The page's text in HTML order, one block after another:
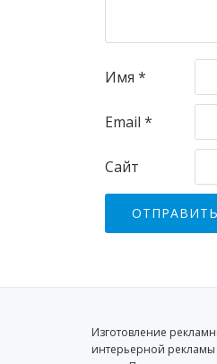
Имя *
Email *
Сайт
Изготовление
интерьерной рекламы